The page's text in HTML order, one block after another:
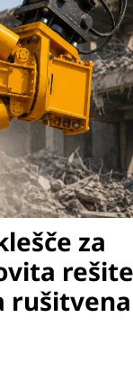
za
rušitvena